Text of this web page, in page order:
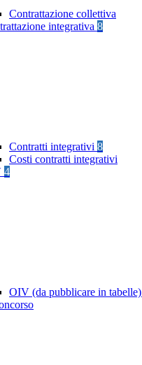
Contrattazione collettiva
integrativa 8
Contratti integrativi 8
Costi contratti integrativi
4
OIV (da pubblicare in tabelle)